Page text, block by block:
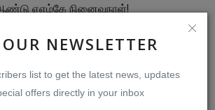
NEWSLETTER
list to get the latest news, updates
offers directly in your inbox
ஏஎம்கே நினைவுநாள்!